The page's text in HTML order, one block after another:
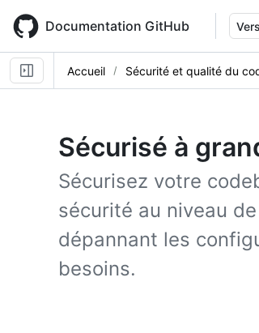
main
content
Documentation GitHub
Accueil Sécurité et qualité du
Sécurisé à
Sécurisez votre
sécurité au niveau
dépannant les
besoins.